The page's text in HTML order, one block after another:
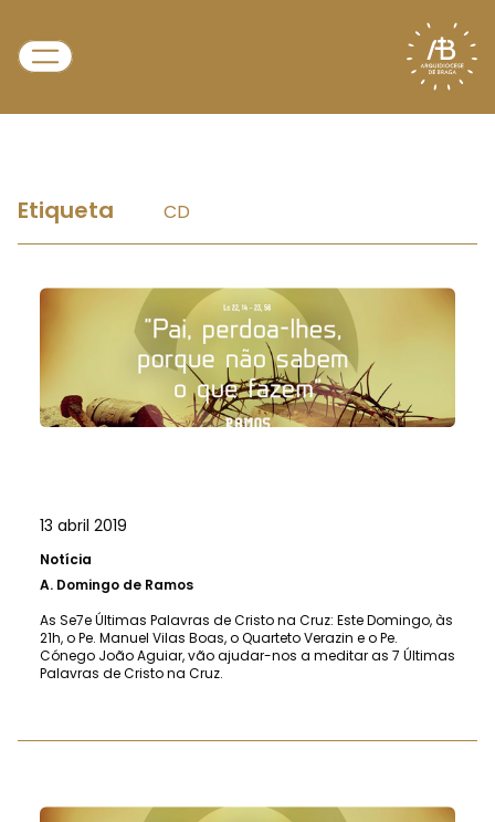
Etiqueta CD
13 abril 2019
Notícia
A. Domingo de Ramos
As Se7e Últimas Palavras de Cristo na Cruz: Este Domingo, às
21h, o Pe. Manuel Vilas Boas, o Quarteto Verazin e o Pe.
Cónego João Aguiar, vão ajudar-nos a meditar as 7 Últimas
Palavras de Cristo na Cruz.